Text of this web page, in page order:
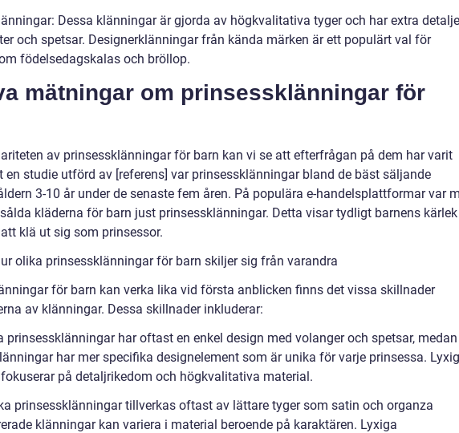
Dessa klänningar är gjorda av högkvalitativa tyger och har extra
och spetsar. Designerklänningar från kända märken är ett populärt val för
födelsedagskalas och bröllop.
mätningar om prinsessklänningar för
av prinsessklänningar för barn kan vi se att efterfrågan på dem har varit
en studie utförd av [referens] var prinsessklänningar bland de bäst säljande
3-10 år under de senaste fem åren. På populära e-handelsplattformar var
kläderna för barn just prinsessklänningar. Detta visar tydligt barnens kärlek
klä ut sig som prinsessor.
olika prinsessklänningar för barn skiljer sig från varandra
för barn kan verka lika vid första anblicken finns det vissa skillnader
av klänningar. Dessa skillnader inkluderar:
prinsessklänningar har oftast en enkel design med volanger och spetsar, medan
har mer specifika designelement som är unika för varje prinsessa.
på detaljrikedom och högkvalitativa material.
prinsessklänningar tillverkas oftast av lättare tyger som satin och organza
klänningar kan variera i material beroende på karaktären. Lyxiga